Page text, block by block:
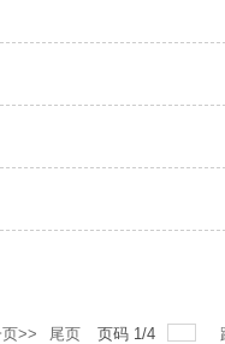
>> 尾页 页码 1 /4